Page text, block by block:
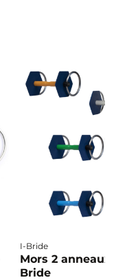
I-Bride
Mors 2
Bride